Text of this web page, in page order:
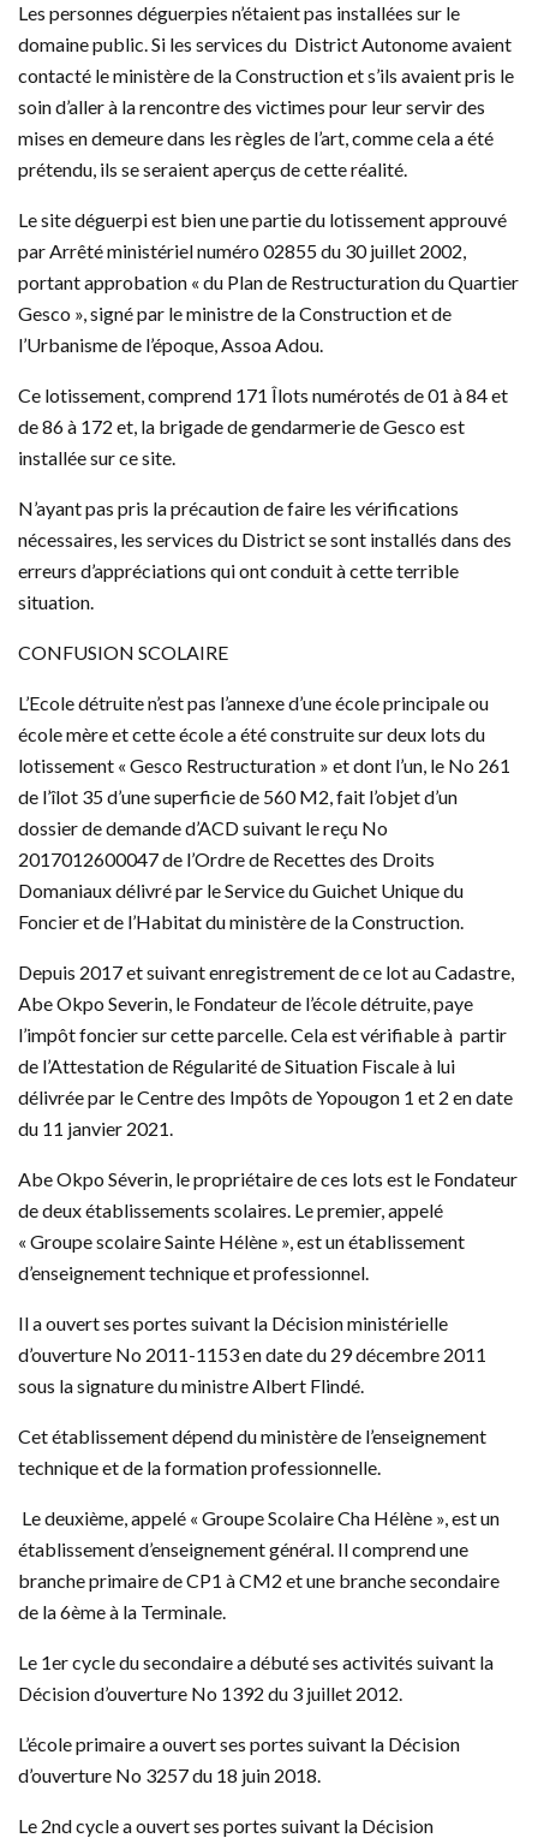
Les personnes déguerpies n’étaient pas installées sur le
domaine public. Si les services du District Autonome avaient
contacté le ministère de la Construction et s’ils avaient pris le
soin d’aller à la rencontre des victimes pour leur servir des
mises en demeure dans les règles de l’art, comme cela a été
prétendu, ils se seraient aperçus de cette réalité.
Le site déguerpi est bien une partie du lotissement approuvé
par Arrêté ministériel numéro 02855 du 30 juillet 2002,
portant approbation « du Plan de Restructuration du Quartier
Gesco », signé par le ministre de la Construction et de
l’Urbanisme de l’époque, Assoa Adou.
Ce lotissement, comprend 171 Îlots numérotés de 01 à 84 et
de 86 à 172 et, la brigade de gendarmerie de Gesco est
installée sur ce site.
N’ayant pas pris la précaution de faire les vérifications
nécessaires, les services du District se sont installés dans des
erreurs d’appréciations qui ont conduit à cette terrible
situation.
CONFUSION SCOLAIRE
L’Ecole détruite n’est pas l’annexe d’une école principale ou
école mère et cette école a été construite sur deux lots du
lotissement « Gesco Restructuration » et dont l’un, le No 261
de l’îlot 35 d’une superficie de 560 M2, fait l’objet d’un
dossier de demande d’ACD suivant le reçu No
2017012600047 de l’Ordre de Recettes des Droits
Domaniaux délivré par le Service du Guichet Unique du
Foncier et de l’Habitat du ministère de la Construction.
Depuis 2017 et suivant enregistrement de ce lot au Cadastre,
Abe Okpo Severin, le Fondateur de l’école détruite, paye
l’impôt foncier sur cette parcelle. Cela est vérifiable à partir
de l’Attestation de Régularité de Situation Fiscale à lui
délivrée par le Centre des Impôts de Yopougon 1 et 2 en date
du 11 janvier 2021.
Abe Okpo Séverin, le propriétaire de ces lots est le Fondateur
de deux établissements scolaires. Le premier, appelé
« Groupe scolaire Sainte Hélène », est un établissement
d’enseignement technique et professionnel.
Il a ouvert ses portes suivant la Décision ministérielle
d’ouverture No 2011-1153 en date du 29 décembre 2011
sous la signature du ministre Albert Flindé.
Cet établissement dépend du ministère de l’enseignement
technique et de la formation professionnelle.
Le deuxième, appelé « Groupe Scolaire Cha Hélène », est un
établissement d’enseignement général. Il comprend une
branche primaire de CP1 à CM2 et une branche secondaire
de la 6ème à la Terminale.
Le 1er cycle du secondaire a débuté ses activités suivant la
Décision d’ouverture No 1392 du 3 juillet 2012.
L’école primaire a ouvert ses portes suivant la Décision
d’ouverture No 3257 du 18 juin 2018.
Le 2nd cycle a ouvert ses portes suivant la Décision